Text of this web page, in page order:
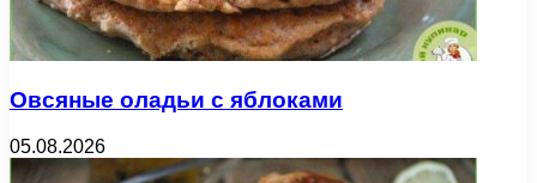
Овсяные оладьи с яблоками
05.08.2026